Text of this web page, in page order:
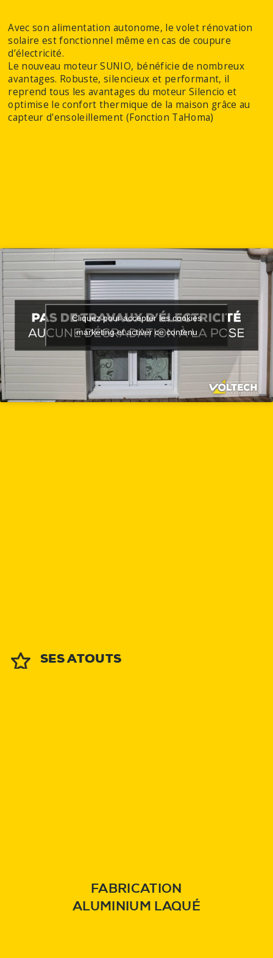
Avec son alimentation autonome, le volet rénovation
solaire est fonctionnel même en cas de coupure
d’électricité.
Le nouveau moteur SUNIO, bénéficie de nombreux
avantages. Robuste, silencieux et performant, il
reprend tous les avantages du moteur Silencio et
optimise le confort thermique de la maison grâce au
capteur d'ensoleillement (Fonction TaHoma)
Cliquez pour accepter les cookies
marketing et activer ce contenu
SES ATOUTS
FABRICATION
ALUMINIUM LAQUÉ